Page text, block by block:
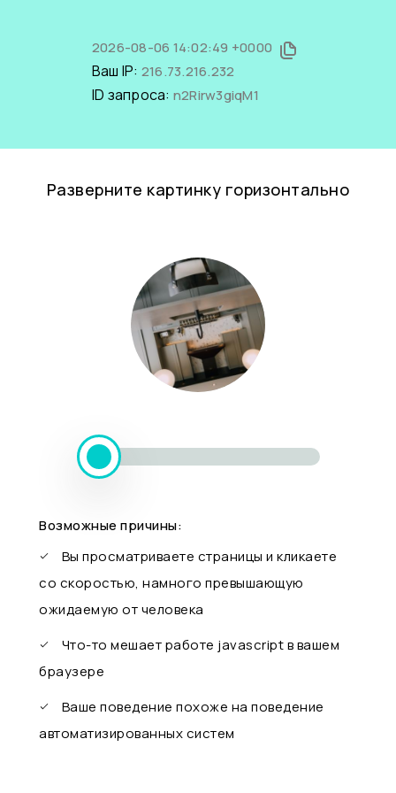
2026-08-06 14:02:49 +0000
Ваш IP: 216.73.216.232
ID запроса: n2Rirw3giqM1
Разверните картинку горизонтально
Возможные причины:
Вы просматриваете страницы и кликаете
со скоростью, намного превышающую
ожидаемую от человека
Что-то мешает работе javascript в вашем
браузере
Ваше поведение похоже на поведение
автоматизированных систем